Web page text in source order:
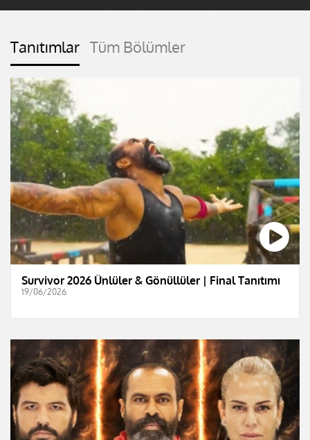
Tanıtımlar Tüm Bölümler
Survivor 2026 Ünlüler & Gönüllüler | Final Tanıtımı
19/06/2026